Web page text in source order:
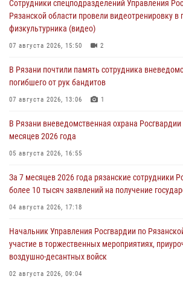
Сотрудники спецподразделений Управления
Рязанской области провели видеотренировку
физкультурника (видео)
07 августа 2026, 15:50 2
В Рязани почтили память сотрудника
погибшего от рук бандитов
07 августа 2026, 13:06 1
В Рязани вневедомственная охрана Росгвардии
месяцев 2026 года
05 августа 2026, 16:55
За 7 месяцев 2026 года рязанские сотрудники
более 10 тысяч заявлений на получение
04 августа 2026, 17:18
Начальник Управления Росгвардии по
участие в торжественных мероприятиях,
воздушно-десантных войск
02 августа 2026, 09:04